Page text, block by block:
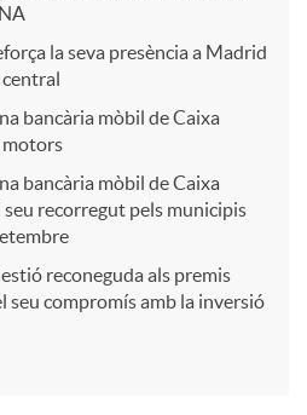
la seva presència a Madrid
central
bancària mòbil de Caixa
motors
bancària mòbil de Caixa
seu recorregut pels municipis
reconeguda als premis
seu compromís amb la inversió